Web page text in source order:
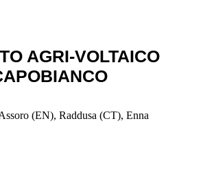
AGRI-VOLTAICO
(EN), Raddusa (CT), Enna